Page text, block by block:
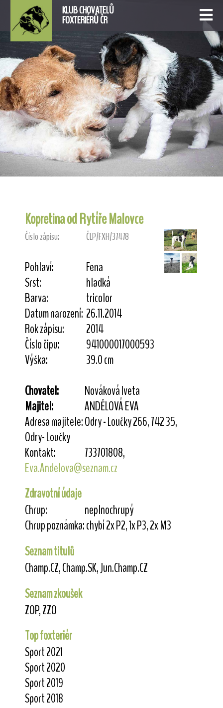
KLUB CHOVATELŮ
FOXTERIÉRŮ ČR
Kopretina od Rytíře Malovce
Číslo zápisu: ČLP/FXH/37478
Pohlaví:
Fena
Srst:
hladká
Barva:
tricolor
Datum narození: 26.11.2014
Rok zápisu:
2014
Číslo čipu:
941000017000593
Výška:
39.0 cm
Chovatel:
Nováková Iveta
Majitel:
ANDĚLOVÁ EVA
Adresa majitele:Odry - Loučky 266, 742 35,
Odry- Loučky
Kontakt:
733701808,
Eva.Andelova@seznam.cz
Zdravotní údaje
Chrup:
neplnochrupý
Chrup poznámka:chybí 2x P2, 1x P3, 2x M3
Seznam titulů
Champ.CZ, Champ.SK, Jun.Champ.CZ
Seznam zkoušek
ZOP, ZZO
Top foxteriér
Sport 2021
Sport 2020
Sport 2019
Sport 2018